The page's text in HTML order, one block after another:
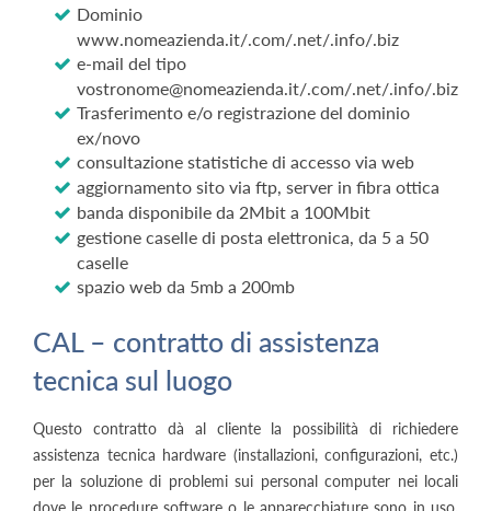
Dominio
www.nomeazienda.it/.com/.net/.info/.biz
e-mail del tipo
vostronome@nomeazienda.it/.com/.net/.info/.biz
Trasferimento e/o registrazione del dominio
ex/novo
consultazione statistiche di accesso via web
aggiornamento sito via ftp, server in fibra ottica
banda disponibile da 2Mbit a 100Mbit
gestione caselle di posta elettronica, da 5 a 50
caselle
spazio web da 5mb a 200mb
CAL – contratto di assistenza
tecnica sul luogo
Questo contratto dà al cliente la possibilità di richiedere
assistenza tecnica hardware (installazioni, configurazioni, etc.)
per la soluzione di problemi sui personal computer nei locali
dove le procedure software o le apparecchiature sono in uso,